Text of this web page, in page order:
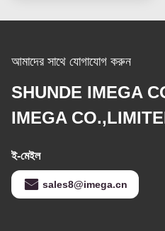
আমাদের সাথে যোগাযোগ করুন
SHUNDE IMEGA
IMEGA
ই-মেইল
sales8@imega.cn